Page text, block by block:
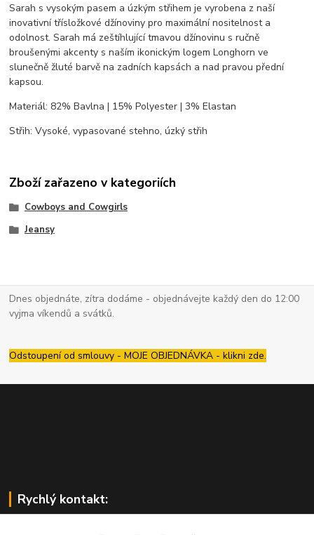
Sarah s vysokým pasem a úzkým střihem je vyrobena z naší
inovativní třísložkové džínoviny pro maximální nositelnost a
odolnost. Sarah má zeštíhlující tmavou džínovinu s ručně
broušenými akcenty s naším ikonickým logem Longhorn ve
slunečně žluté barvě na zadních kapsách a nad pravou přední
kapsou.
Materiál: 82% Bavlna | 15% Polyester | 3% Elastan
Střih: Vysoké, vypasované stehno, úzký střih
Zboží zařazeno v kategoriích
Cowboys and Cowgirls
Jeansy
Dnes objednáte, zítra dodáme - objednávejte každý den do 12:00
vyjma víkendů a svátků.
Odstoupení od smlouvy - MOJE OBJEDNÁVKA - klikni zde.
Rychlý kontakt: